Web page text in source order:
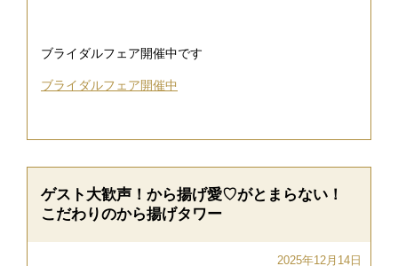
ブライダルフェア開催中です
ブライダルフェア開催中
ゲスト大歓声！から揚げ愛♡がとまらない！
こだわりのから揚げタワー
2025年12月14日